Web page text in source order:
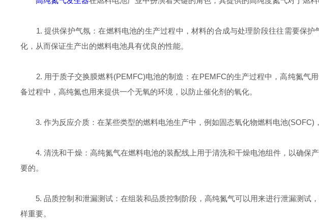
1. 提供保护气氛：在燃料电池的生产过程中，材料的合成与处理阶段往往需要保护
化，从而保证生产出的燃料电池具有优良的性能。
2. 用于质子交换膜燃料(PEMFC)电池的制造：在PEMFC的生产过程中，高纯氮气
备过程中，高纯氮也用来提供一个无氧的环境，以防止催化剂的氧化。
3. 作为反应介质：在某些类型的燃料电池生产中，例如固态氧化物燃料电池(SOFC)
4. 清洗和干燥：高纯氮气在燃料电池的装配线上用于清洗和干燥电池组件，以确保
要的。
5. 品质控制和泄漏测试：在组装和品质控制阶段，高纯氮气可以用来进行泄漏测试
样重要。